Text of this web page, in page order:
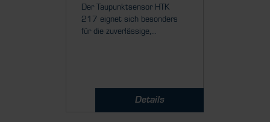
Der Taupunktsensor HTK
217 eignet sich besonders
für die zuverlässige,...
Details